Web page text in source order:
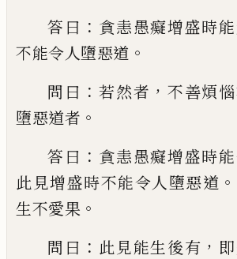
答曰 ： 貪恚愚癡增盛時
不能令人墮惡道 。
問曰 ：若然者 ，不善煩
墮惡道者 。
答曰 ： 貪恚愚癡增盛時
此見增盛時不能令人墮惡道 。
生不愛果 。
問 曰 ： 此見能生後有 ，